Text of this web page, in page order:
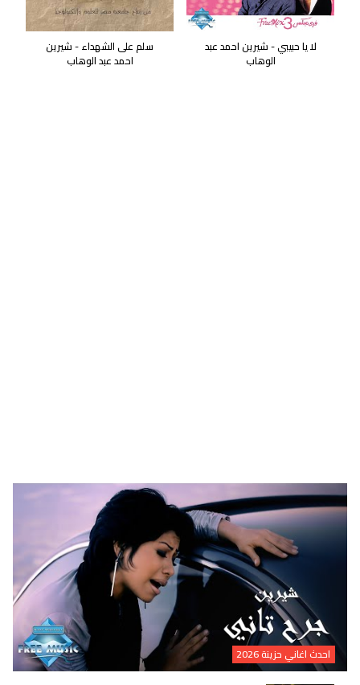
لا يا حبيبي - شيرين احمد عبد
الوهاب
سلم على الشهداء - شيرين
احمد عبد الوهاب
احدث اغاني حزينة 2026